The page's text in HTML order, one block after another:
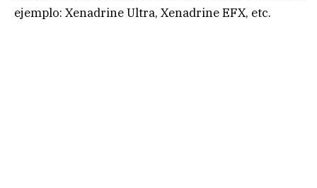
ejemplo: Xenadrine Ultra, Xenadrine EFX, etc.